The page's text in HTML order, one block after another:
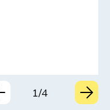
1/4